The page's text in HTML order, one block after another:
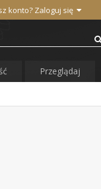
konto? Zaloguj się
Przeglądaj